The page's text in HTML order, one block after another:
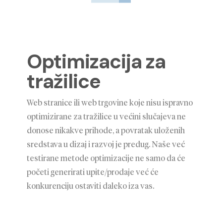
Optimizacija za
tražilice
Web stranice ili web trgovine koje nisu ispravno
optimizirane za tražilice u većini slučajeva ne
donose nikakve prihode, a povratak uloženih
sredstava u dizaj i razvoj je predug. Naše već
testirane metode optimizacije ne samo da će
početi generirati upite/prodaje već će
konkurenciju ostaviti daleko iza vas.